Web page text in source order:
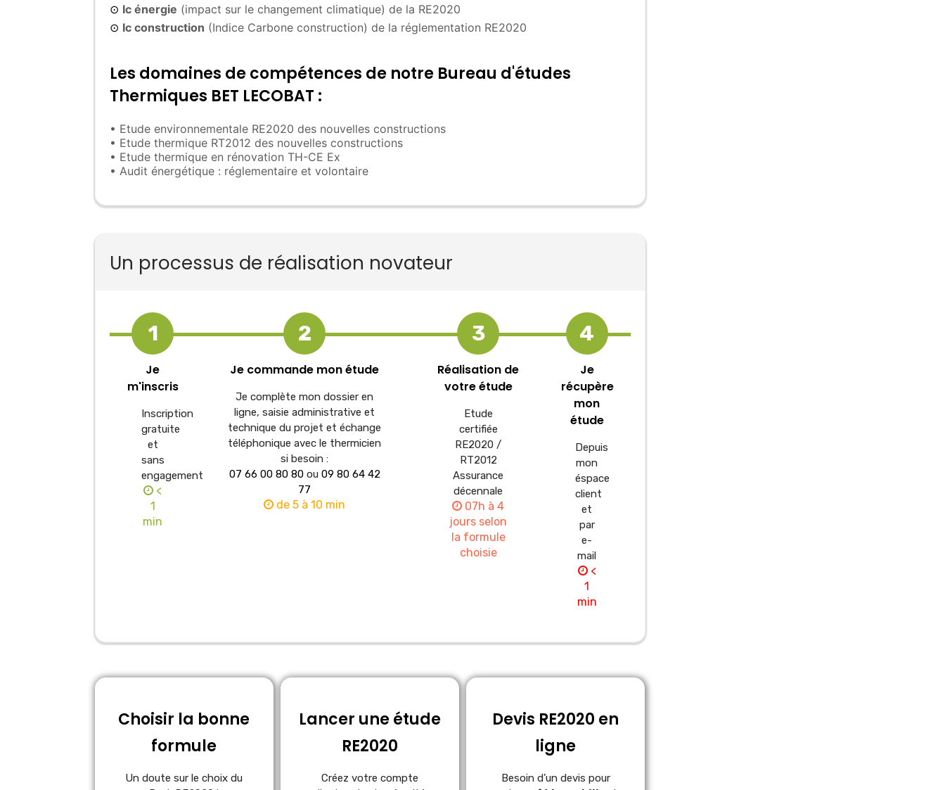
⊙ Ic énergie (impact sur le changement climatique) de la RE2020
⊙ Ic construction (Indice Carbone construction) de la réglementation RE2020
Les domaines de compétences de notre Bureau d'études
Thermiques BET LECOBAT :
• Etude environnementale RE2020 des nouvelles constructions
• Etude thermique RT2012 des nouvelles constructions
• Etude thermique en rénovation TH-CE Ex
• Audit énergétique : réglementaire et volontaire
Un processus de réalisation novateur
1
Je
m'inscris
Inscription
gratuite
et
sans
engagement
<
1
min
2
Je commande mon étude
Je complète mon dossier en
ligne, saisie administrative et
technique du projet et échange
téléphonique avec le thermicien
si besoin :
07 66 00 80 80ou 09 80 64 42
77
de 5 à 10 min
3
Réalisation de
votre étude
Etude
certifiée
RE2020 /
RT2012
Assurance
décennale
07h à 4
jours selon
la formule
choisie
4
Je
récupère
mon
étude
Depuis
mon
éspace
client
et
par
e-
mail
<
1
min
Choisir la bonne
formule
Un doute sur le choix du
Lancer une étude
RE2020
Créez votre compte
Devis RE2020 en
ligne
Besoin d’un devis pour